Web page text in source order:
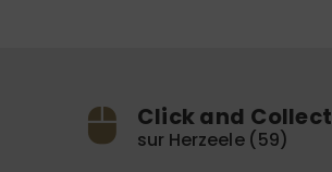
Click and Collect
sur Herzeele (59)